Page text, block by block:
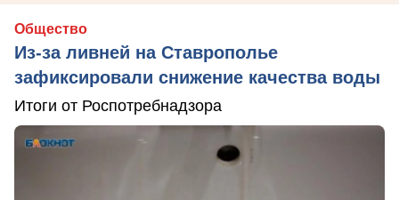
Общество
Из-за ливней на Ставрополье
зафиксировали снижение качества воды
Итоги от Роспотребнадзора